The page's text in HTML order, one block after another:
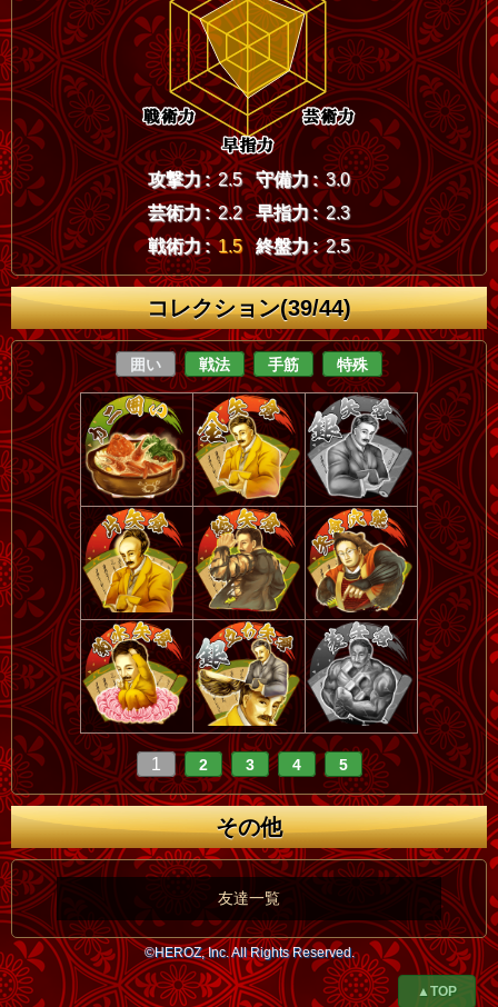
攻撃力 : 2.5 守備力 : 3.0
芸術力 : 2.2 早指力 : 2.3
戦術力 : 1.5 終盤力 : 2.5
コレクション(39/44)
囲い 戦法 手筋 特殊
1 2 3 4 5
その他
友達一覧
©HEROZ, Inc. All Rights Reserved.
▲TOP